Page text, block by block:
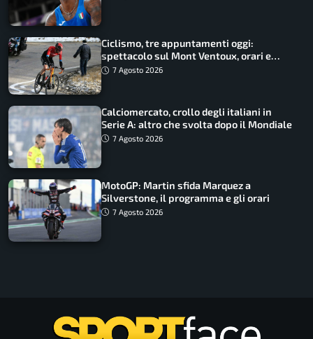
Ciclismo, tre appuntamenti oggi:
spettacolo sul Mont Ventoux, orari e
come vederli
7 Agosto 2026
Calciomercato, crollo degli italiani in
Serie A: altro che svolta dopo il Mondiale
7 Agosto 2026
MotoGP: Martin sfida Marquez a
Silverstone, il programma e gli orari
7 Agosto 2026